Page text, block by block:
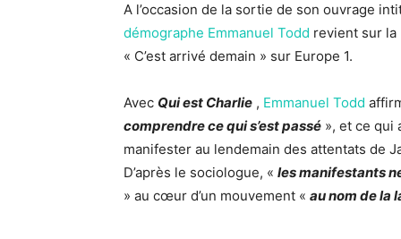
A l’occasion de la sortie de son ouvrage
démographe Emmanuel Todd revient sur la
« C’est arrivé demain » sur Europe 1.
Avec Qui est Charlie , Emmanuel Todd
comprendre ce qui s’est passé », et ce qui
manifester au lendemain des attentats de
D’après le sociologue, « les manifestants
» au cœur d’un mouvement « au nom de la